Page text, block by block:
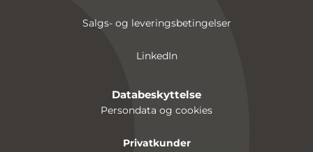
Salgs- og leveringsbetingelser
LinkedIn
Databeskyttelse
Persondata og cookies
Privatkunder